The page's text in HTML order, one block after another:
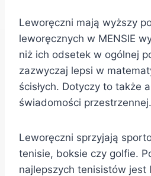
Leworęczni mają wyższy
leworęcznych w MENSIE
niż ich odsetek w ogólnej
zazwyczaj lepsi w
ścisłych. Dotyczy to także
świadomości przestrzennej.
Leworęczni sprzyjają
tenisie, boksie czy golfie.
najlepszych tenisistów jest